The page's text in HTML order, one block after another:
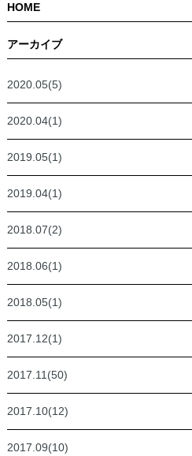
HOME
アーカイブ
2020.05(5)
2020.04(1)
2019.05(1)
2019.04(1)
2018.07(2)
2018.06(1)
2018.05(1)
2017.12(1)
2017.11(50)
2017.10(12)
2017.09(10)